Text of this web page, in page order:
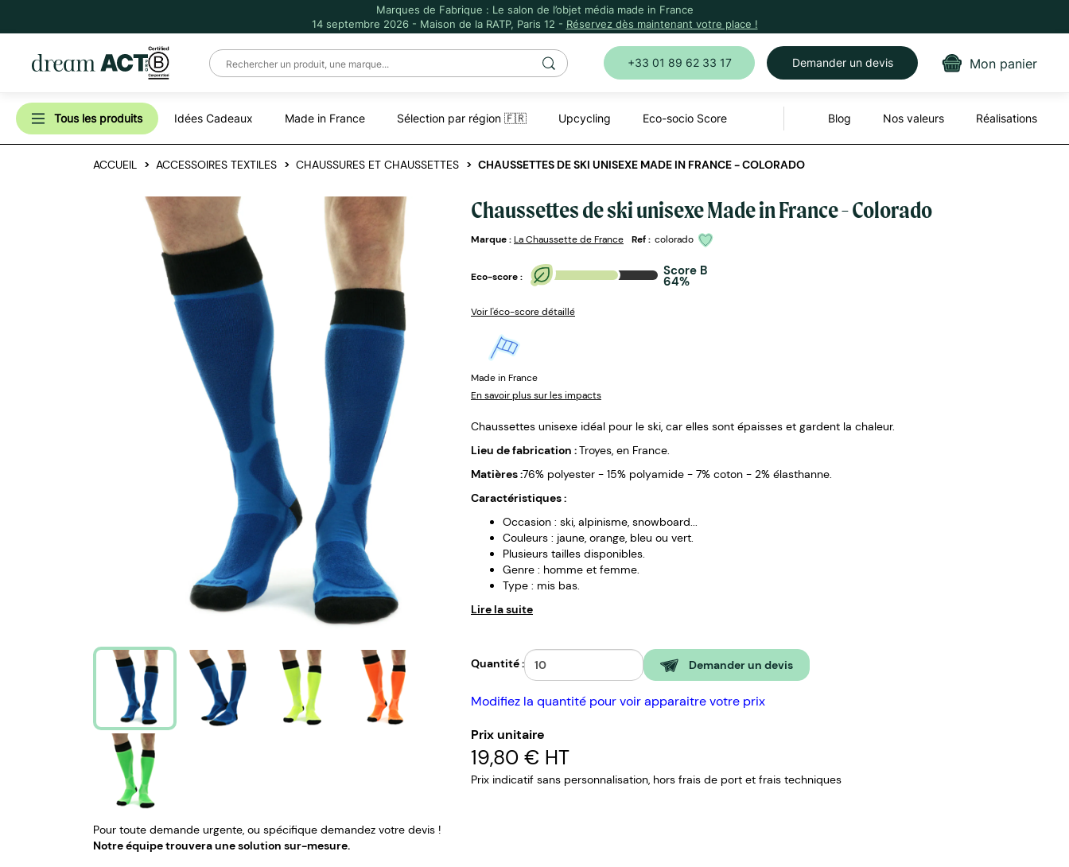
Marques de Fabrique : Le salon de l’objet média made in France
14 septembre 2026 - Maison de la RATP, Paris 12 - Réservez dès maintenant votre place !
+33 01 89 62 33 17 Demander un devis Mon panier
Tous les produits Idées Cadeaux Made in France Sélection par région 🇫🇷 Upcycling Eco-socio Score Blog Nos valeurs Réalisations
ACCUEIL ACCESSOIRES TEXTILES CHAUSSURES ET CHAUSSETTES CHAUSSETTES DE SKI UNISEXE MADE IN FRANCE - COLORADO
Pour toute demande urgente, ou spécifique demandez votre devis !
Notre équipe trouvera une solution sur-mesure.
Chaussettes de ski unisexe Made in France - Colorado
Marque :La Chaussette de France Ref : colorado
Eco-score : Score B
64%
Voir l'éco-score détaillé
Made in France
En savoir plus sur les impacts
Chaussettes unisexe idéal pour le ski, car elles sont épaisses et gardent la chaleur.
Lieu de fabrication :Troyes, en France.
Matières :76% polyester - 15% polyamide - 7% coton - 2% élasthanne.
Caractéristiques :
Occasion : ski, alpinisme, snowboard...
Couleurs : jaune, orange, bleu ou vert.
Plusieurs tailles disponibles.
Genre : homme et femme.
Type : mis bas.
Lire la suite
Quantité : Demander un devis
Modifiez la quantité pour voir apparaitre votre prix
Prix unitaire
19,80 € HT
Prix indicatif sans personnalisation, hors frais de port et frais techniques